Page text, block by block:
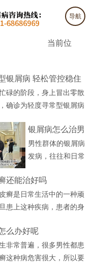
导航
当前位
银屑病 轻松管控稳住
碌的阶段，身上冒出零散
确诊为轻度寻常型银屑病
南中肤医院......[详细]
银屑病怎么治男
性 适配男性生活
习惯的专属...
男性群体的银屑病
发病，往往和日常
习惯、运动强度高
度相关，很多通用
的调理思路很难贴
节奏，坚持起来难
度很高。济南......
[详细]
还能治好吗
癣是日常生活中的一种顽
患上这种疾病，患者的身
不局限于某......
么办好呢
非常普遍，很多男性都患
这种病危害很大，所以要